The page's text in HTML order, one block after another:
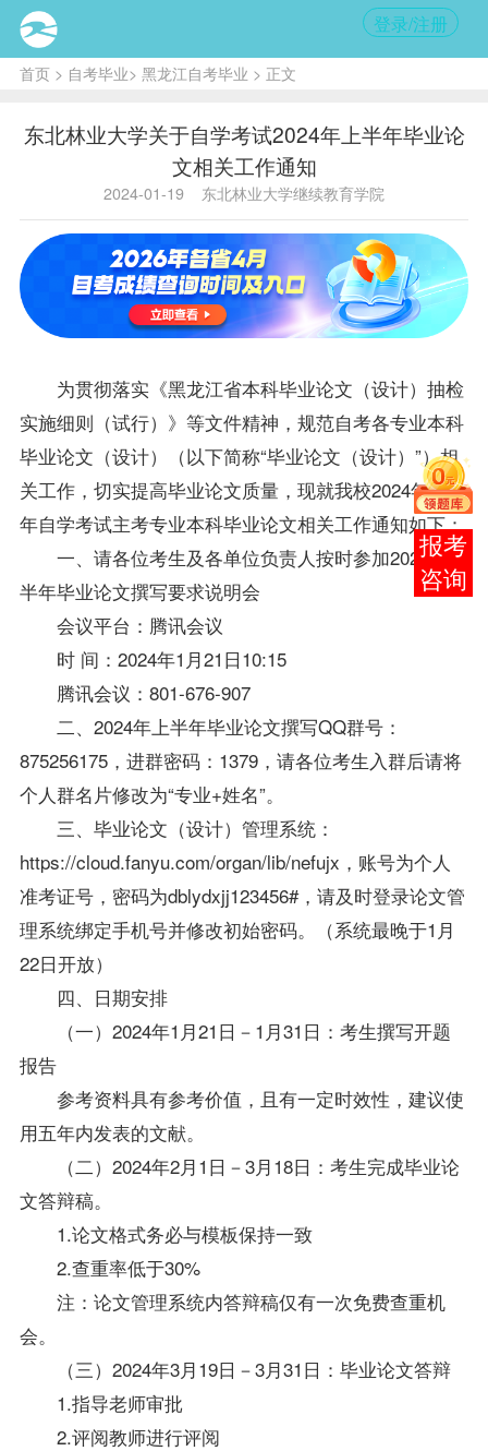
登录/注册
首页> 自考毕业> 黑龙江自考毕业 > 正文
东北林业大学关于自学考试2024年上半年毕业论
文相关工作通知
2024-01-19 东北林业大学继续教育学院
为贯彻落实《黑龙江省本科毕业论文（设计）抽检
实施细则（试行）》等文件精神，规范自考各专业本科
毕业论文（设计）（以下简称“毕业论文（设计）”）相
关工作，切实提高毕业论文质量，现就我校2024年上半
年自学考试主考专业本科毕业论文相关工作通知如下：
一、请各位考生及各单位负责人按时参加2024年上
半年毕业论文撰写要求说明会
会议平台：腾讯会议
时 间：2024年1月21日10:15
腾讯会议：801-676-907
二、2024年上半年毕业论文撰写QQ群号：
875256175，进群密码：1379，请各位考生入群后请将
个人群名片修改为“专业+姓名”。
三、毕业论文（设计）管理系统：
https://cloud.fanyu.com/organ/lib/nefujx，账号为个人
准考证号，密码为dblydxjj123456#，请及时登录论文管
理系统绑定手机号并修改初始密码。（系统最晚于1月
22日开放）
四、日期安排
（一）2024年1月21日－1月31日：考生撰写开题
报告
参考资料具有参考价值，且有一定时效性，建议使
用五年内发表的文献。
（二）2024年2月1日－3月18日：考生完成毕业论
文答辩稿。
1.论文格式务必与模板保持一致
2.查重率低于30%
注：论文管理系统内答辩稿仅有一次免费查重机
会。
（三）2024年3月19日－3月31日：毕业论文答辩
1.指导老师审批
2.评阅教师进行评阅
在线
客服